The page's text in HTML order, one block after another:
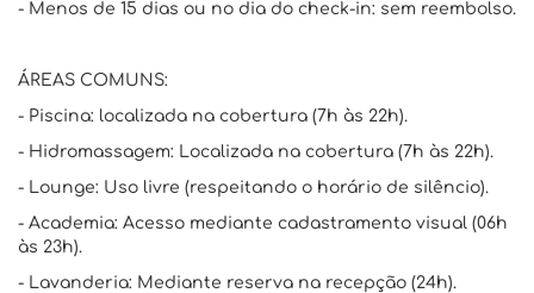
- Menos de 15 dias ou no dia do check-in: sem reembolso.
ÁREAS COMUNS:
- Piscina: localizada na cobertura (7h às 22h).
- Hidromassagem: Localizada na cobertura (7h às 22h).
- Lounge: Uso livre (respeitando o horário de silêncio).
- Academia: Acesso mediante cadastramento visual (06h
às 23h).
- Lavanderia: Mediante reserva na recepção (24h).